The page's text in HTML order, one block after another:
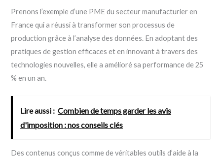
Prenons l’exemple d’une PME du secteur manufacturier en
France qui a réussi à transformer son processus de
production grâce à l’analyse des données. En adoptant des
pratiques de gestion efficaces et en innovant à travers des
technologies nouvelles, elle a amélioré sa performance de 25
% en un an.
Lire aussi : Combien de temps garder les avis
d'imposition : nos conseils clés
Des contenus conçus comme de véritables outils d’aide à la